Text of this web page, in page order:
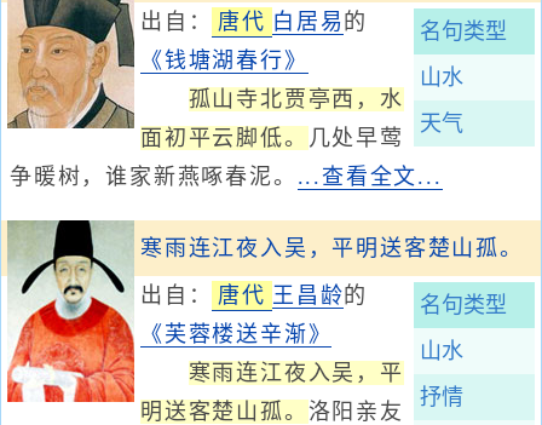
名句类型
山水
天气
出自： 唐代 白居易 的
《钱塘湖春行》
孤山寺北贾亭西，水
面初平云脚低。
几处早莺
争暖树，谁家新燕啄春泥。 ...查看全文...
寒雨连江夜入吴，平明送客楚山孤。
名句类型
山水
抒情
出自： 唐代 王昌龄的
《芙蓉楼送辛渐》
寒雨连江夜入吴，平
明送客楚山孤。 洛阳亲友